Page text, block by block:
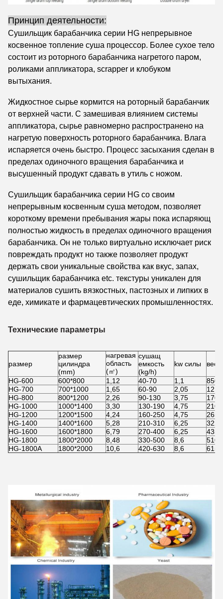
Принцип деятельности:
Сушильщик барабанчика серии HG непрерывное
косвенное топление суша процессор. Более сухое тело
состоит из роторного барабанчика нагретого паром,
роликами аппликатора, scrapper и клобуком
вытыхания.
Жидкостное сырье кормится на роторный барабанчик
от верхней части. С замешивая влиянием системы
аппликатора, сырье равномерно распространено на
нагретую поверхность роторного барабанчика. Влага
испаряется очень быстро. Процесс засыхания сделан в
пределах одиночного вращения барабанчика и
высушенный продукт сдавать в утиль с ножом.
Сушильщик барабанчика серии HG со своим
непрерывным косвенным суша методом, позволяет
короткому времени пребывания жары пока испаряющ
полностью жидкость в пределах одиночного вращения
барабанчика. Он не только виртуально исключает риск
повреждать продукт но также позволяет продукт
держать свои уникальные свойства как вкус, запах,
сушильщик барабанчика etc. текстуры уникален для
материалов сушить вязкостных, пастозных и липких в
еде, химикате и фармацевтических промышленностях.
Технические параметры
размер
размер
цилиндра
(mm)
нагревая
область
(㎡)
сушащ
емкость
(kg/h)
kw силы вес
HG-600 600*800 1,12 40-70 1,1
850
HG-700
700*1000 1,65 60-90 2,05
1210
HG-800
800*1200 2,26 90-130 3,75
1700
HG-1000
1000*1400 3,30 130-190 4,75
2100
HG-1200
1200*1500 4,24 160-250 4,75
2650
HG-1400
1400*1600 5,28 210-310 6,25
3220
HG-1600
1600*1800 6,79 270-400 6,25
4350
HG-1800
1800*2000 8,48 330-500 8,6
5100
HG-1800A
1800*2000 10,6 420-630 8,6 6150